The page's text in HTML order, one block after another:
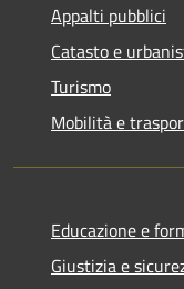
Appalti pubblici
Catasto e
Turismo
Mobilità e
Educazione e
Giustizia e